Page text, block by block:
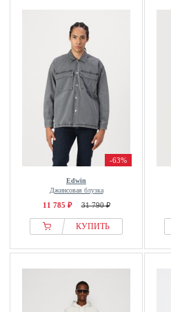
-63%
Edwin
Джинсовая блузка
11 785 ₽ 31 790 ₽
КУПИТЬ